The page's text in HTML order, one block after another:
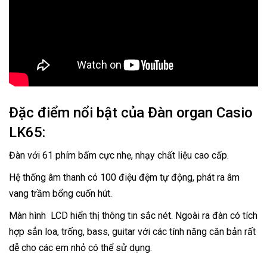
Đặc điểm nổi bật của Đàn organ Casio
LK65:
Đàn với 61 phím bấm cực nhẹ, nhạy chất liệu cao cấp.
Hệ thống âm thanh có 100 điệu đệm tự động, phát ra âm
vang trầm bổng cuốn hút.
Màn hình LCD hiển thị thông tin sắc nét. Ngoài ra đàn có tích
hợp sẳn loa, trống, bass, guitar với các tính năng căn bản rất
dễ cho các em nhỏ có thể sử dụng.